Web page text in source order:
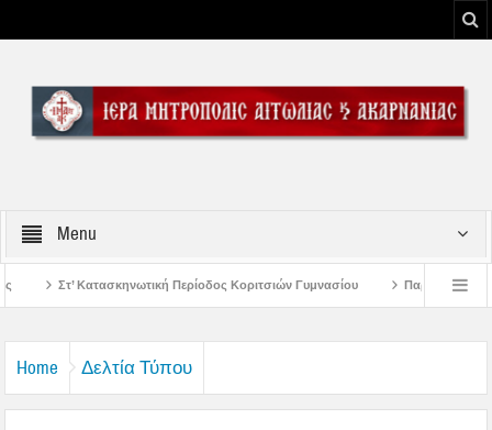
Menu
Κοριτσιών Γυμνασίου Παρακλήσεις πρώτης εβδομάδος
Home Δελτία Τύπου